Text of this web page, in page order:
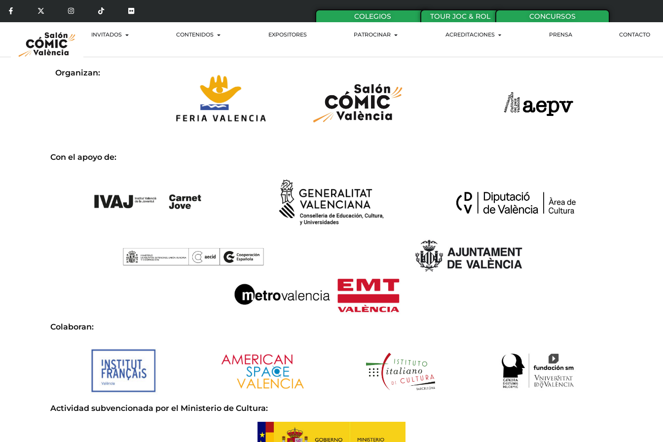
COLEGIOS TOUR JOC & ROL CONCURSOS
INVITADOS CONTENIDOS EXPOSITORES PATROCINAR ACREDITACIONES PRENSA CONTACTO
Organizan:
Con el apoyo de:
Colaboran:
Actividad subvencionada por el Ministerio de Cultura: